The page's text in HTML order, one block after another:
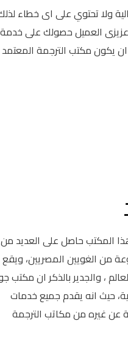
ولا تحتوي على اى خطاء
العميل حصولك على خدمة
ان يكون مكتب الترجمة المعتمد
المكتب حاصل على العديد من
من الغويين المصريين،
، والجدير بالذكر ان مكتب
حيث انه يقدم جميع خدمات
عن غيره من مكاتب الترجمة